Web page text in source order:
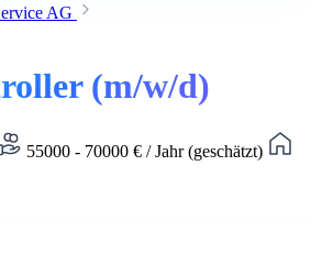
AG
(m/w/d)
55000 - 70000 € / Jahr (geschätzt)